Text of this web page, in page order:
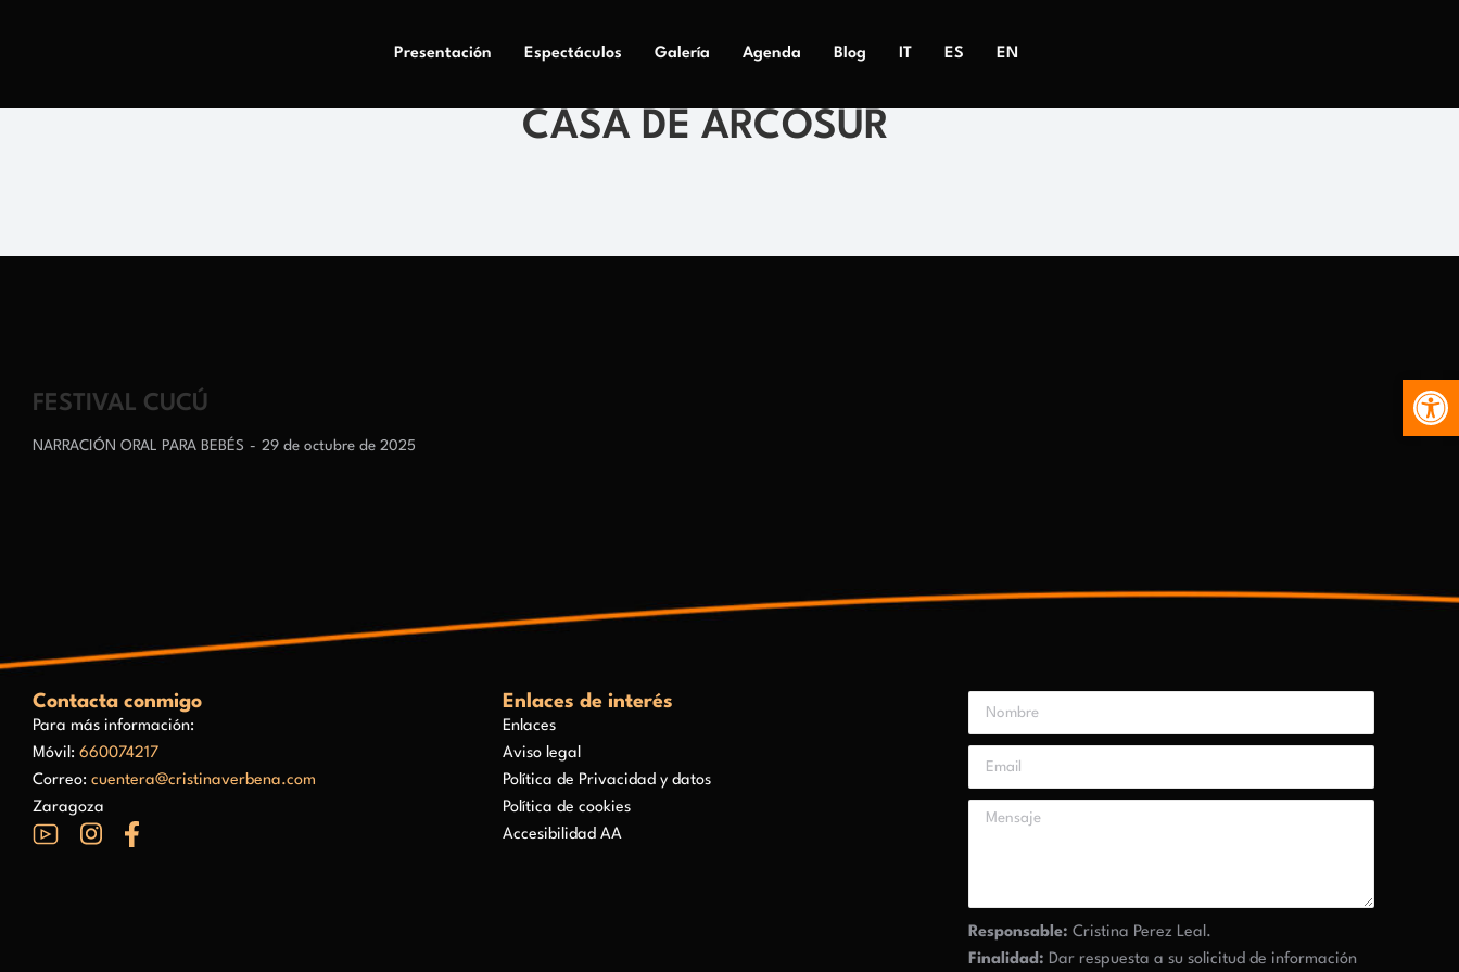
Presentación Espectáculos Galería Agenda Blog IT ES EN
CASA DE ARCOSUR
FESTIVAL CUCÚ
NARRACIÓN ORAL PARA BEBÉS 29 de octubre de 2025
Contacta conmigo
Para más información:
Móvil: 660074217
Correo: cuentera@cristinaverbena.com
Zaragoza
Enlaces de interés
Enlaces
Aviso legal
Política de Privacidad y datos
Política de cookies
Accesibilidad AA
Responsable: Cristina Perez Leal.
Finalidad: Dar respuesta a su solicitud de información